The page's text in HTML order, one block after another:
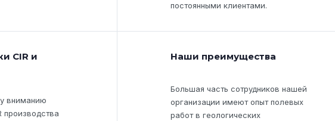
постоянными клиентами.
CIR и
вниманию
производства
Наши преимущества
Большая часть сотрудников нашей
организации имеют опыт полевых
работ в геологических